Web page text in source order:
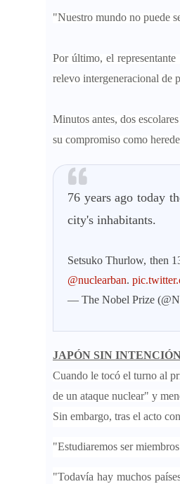
"Nuestro mundo no puede
Por último, el
relevo intergeneracional de
Minutos antes, dos
su compromiso como
76 years ago today
city's inhabitants.
Setsuko Thurlow, then
@nuclearban.
— The Nobel Prize
JAPÓN SIN
Cuando le tocó el turno al
de un ataque nuclear" y
Sin embargo, tras el acto
"Estudiaremos ser
"Todavía hay muchos